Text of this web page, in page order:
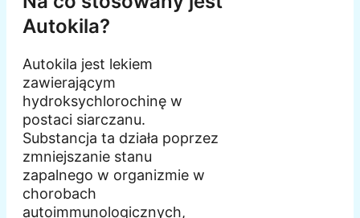
Autokila?
Autokila jest lekiem
zawierającym
hydroksychlorochinę w
postaci siarczanu.
Substancja ta działa poprzez
zmniejszanie stanu
zapalnego w organizmie w
chorobach
autoimmunologicznych,